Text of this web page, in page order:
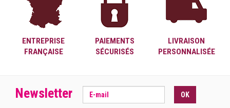
ENTREPRISE
FRANÇAISE
PAIEMENTS
SÉCURISÉS
LIVRAISON
PERSONNALISÉE
Newsletter OK